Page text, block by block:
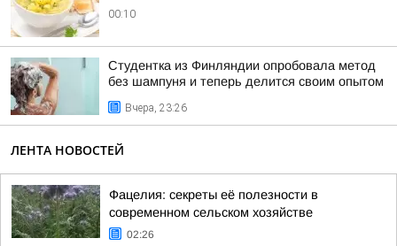
00:10
Студентка из Финляндии опробовала метод
без шампуня и теперь делится своим опытом
Вчера, 23:26
ЛЕНТА НОВОСТЕЙ
Фацелия: секреты её полезности в
современном сельском хозяйстве
02:26